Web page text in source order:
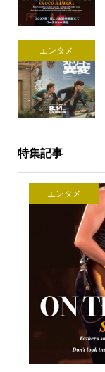
エンタメ
特集記事
エンタメ